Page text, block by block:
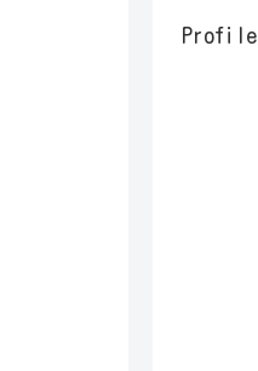
Profile